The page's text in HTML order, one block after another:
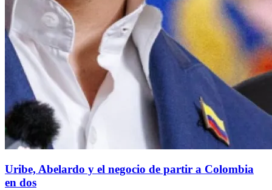
Uribe, Abelardo y el negocio de partir a Colombia
en dos